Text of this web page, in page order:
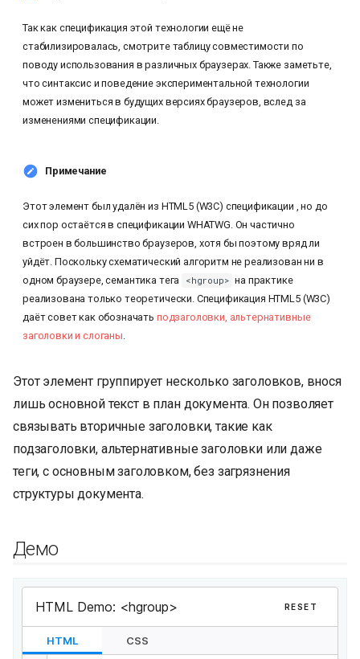
Так как спецификация этой технологии ещё не
стабилизировалась, смотрите таблицу совместимости по
поводу использования в различных браузерах. Также заметьте,
что синтаксис и поведение экспериментальной технологии
может измениться в будущих версиях браузеров, вслед за
изменениями спецификации.
Примечание
Этот элемент был удалён из HTML5 (W3C) спецификации , но до
сих пор остаётся в спецификации WHATWG. Он частично
встроен в большинство браузеров, хотя бы поэтому вряд ли
уйдёт. Поскольку схематический алгоритм не реализован ни в
одном браузере, семантика тега
<hgroup> на практике
реализована только теоретически. Спецификация HTML5 (W3C)
даёт совет как обозначать подзаголовки, альтернативные
заголовки и слоганы.
Этот элемент группирует несколько заголовков, внося
лишь основной текст в план документа. Он позволяет
связывать вторичные заголовки, такие как
подзаголовки, альтернативные заголовки или даже
теги, с основным заголовком, без загрязнения
структуры документа.
Демо